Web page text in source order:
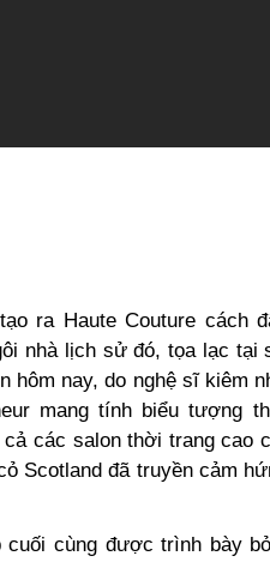
ra Haute Couture cách
nhà lịch sử đó, tọa lạc tại
hôm nay, do nghệ sĩ kiêm
mang tính biểu tượng
các salon thời trang cao
Scotland đã truyền cảm
cùng được trình bày